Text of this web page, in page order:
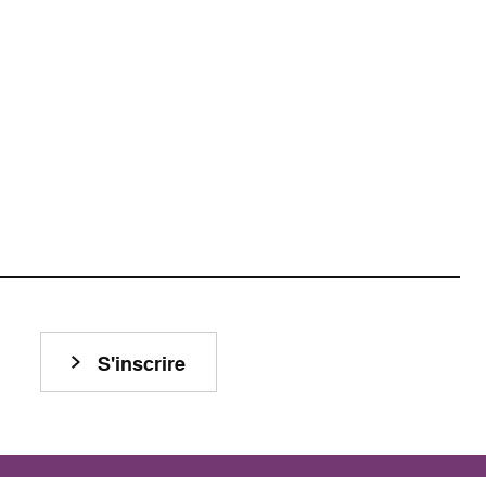
S'inscrire